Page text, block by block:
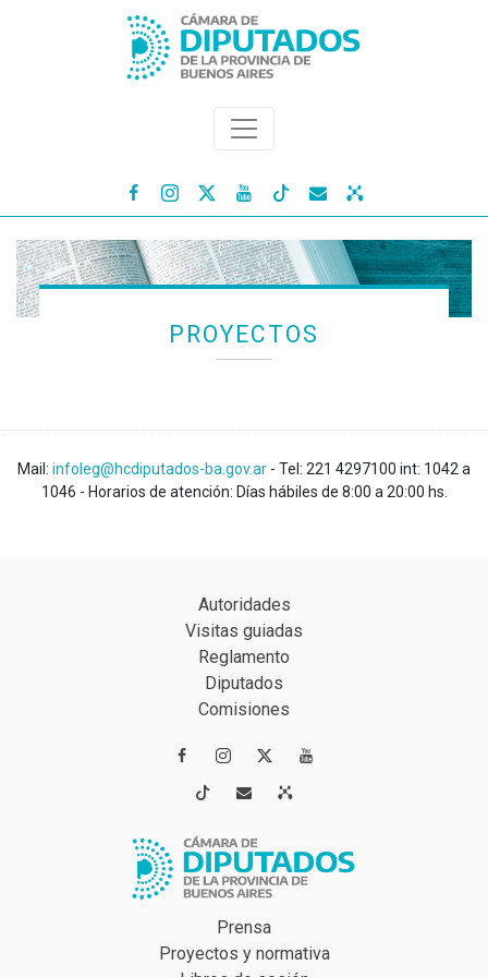
   
PROYECTOS
Mail: infoleg@hcdiputados-ba.gov.ar - Tel: 221 4297100 int: 1042 a
1046 - Horarios de atención: Días hábiles de 8:00 a 20:00 hs.
Autoridades
Visitas guiadas
Reglamento
Diputados
Comisiones
 
 
Prensa
Proyectos y normativa